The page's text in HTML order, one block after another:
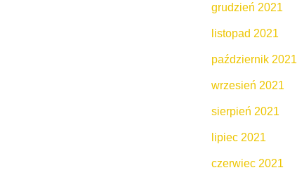
grudzień 2021
listopad 2021
październik 2021
wrzesień 2021
sierpień 2021
lipiec 2021
czerwiec 2021